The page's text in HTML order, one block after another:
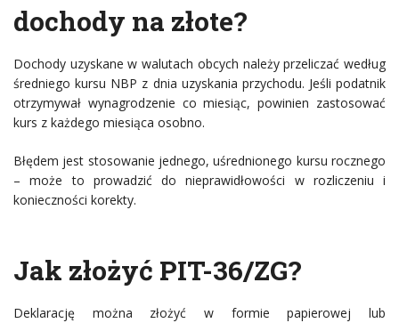
dochody na złote?
Dochody uzyskane w walutach obcych należy przeliczać według
średniego kursu NBP z dnia uzyskania przychodu. Jeśli podatnik
otrzymywał wynagrodzenie co miesiąc, powinien zastosować
kurs z każdego miesiąca osobno.
Błędem jest stosowanie jednego, uśrednionego kursu rocznego
– może to prowadzić do nieprawidłowości w rozliczeniu i
konieczności korekty.
Jak złożyć PIT-36/ZG?
Deklarację można złożyć w formie papierowej lub